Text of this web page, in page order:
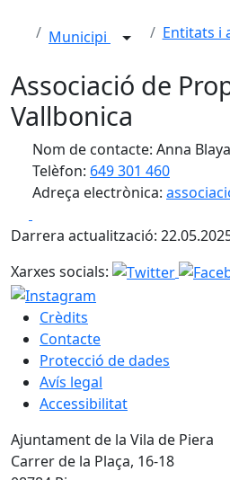
Municipi Entitats i
Associació de
Vallbonica
Nom de contacte: Anna Blaya
Telèfon: 649 301 460
Adreça electrònica:
Darrera actualització:
Xarxes socials:
Crèdits
Contacte
Protecció de dades
Avís legal
Accessibilitat
Ajuntament de la Vila de Piera
Carrer de la Plaça, 16-18